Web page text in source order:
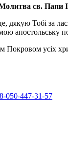
св. Папи
Тобі за
апостольську
усіх
050-447-31-57